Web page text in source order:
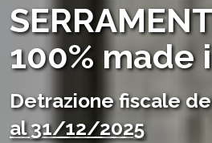
100% made
Detrazione fiscale
al 31/12/2025